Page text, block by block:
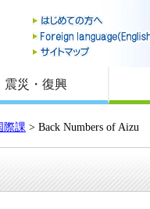
震災・復興
際課 > Back Numbers of Aizu